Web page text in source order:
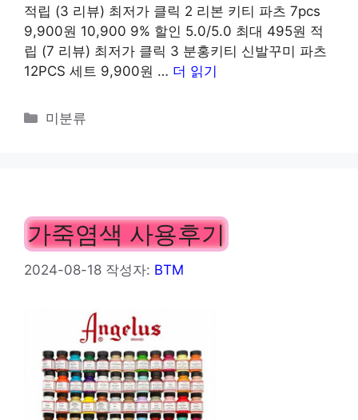
적립 (3 리뷰) 최저가 클릭 2 리본 키티 파츠 7pcs
9,900원 10,900 9% 할인 5.0/5.0 최대 495원 적
립 (7 리뷰) 최저가 클릭 3 분홍키티 신발꾸미 파츠
12PCS 세트 9,900원 … 더 읽기
카
미분류
가죽염색 사용후기
2024-08-18 작성자: BTM